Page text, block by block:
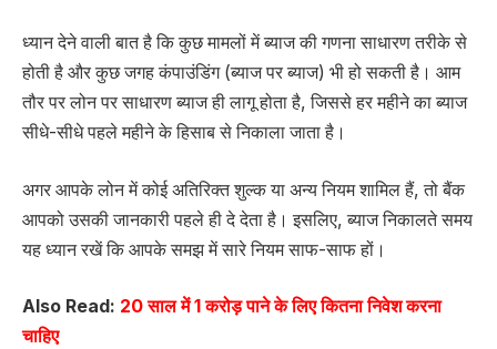
ध्यान देने वाली बात है कि कुछ मामलों में ब्याज की गणना साधारण तरीके से
होती है और कुछ जगह कंपाउंडिंग (ब्याज पर ब्याज) भी हो सकती है। आम
तौर पर लोन पर साधारण ब्याज ही लागू होता है, जिससे हर महीने का ब्याज
सीधे-सीधे पहले महीने के हिसाब से निकाला जाता है।
अगर आपके लोन में कोई अतिरिक्त शुल्क या अन्य नियम शामिल हैं, तो बैंक
आपको उसकी जानकारी पहले ही दे देता है। इसलिए, ब्याज निकालते समय
यह ध्यान रखें कि आपके समझ में सारे नियम साफ-साफ हों।
Also Read: 20 साल में 1 करोड़ पाने के लिए कितना निवेश करना
चाहिए